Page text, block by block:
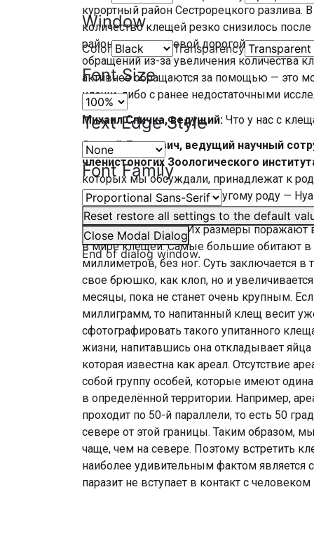
Window
Color Transparency
Font Size
Text Edge Style
Font Family
Reset restore all settings to the default
Close Modal Dialog
End of dialog window.
курортный район Сестрорецкого разлива.
количество клещей резко снизилось
районах за кольцевой дорогой,
обращений из-за увеличения количества
активнее обращаются за помощью — это
клещи, либо с ранее недостаточными
Михаил Спичка, ведущий: Что у нас с
Сергей Леонович, ведущий научный
членистоногих Зоологического
которых мы обсуждали, принадлежат к
упоминают, относятся к другому роду —
у нас, однако они европейского
Средиземноморье. Их размеры поражают
в мире клещей. Самые большие обитают в
миллиметров, без ног. Суть заключается в
свое брюшко, как клоп, но и
месяцы, пока не станет очень крупным.
миллиграмм, то напитанный клещ весит
сфотографировать такого упитанного
жизни, напитавшись она откладывает
которая известна как ареал. Отсутствие
собой группу особей, которые имеют
в определённой территории. Например,
проходит по 50-й параллели, то есть 50
севере от этой границы. Таким образом,
чаще, чем на севере. Поэтому встретить
наиболее удивительным фактом является
паразит не вступает в контакт с